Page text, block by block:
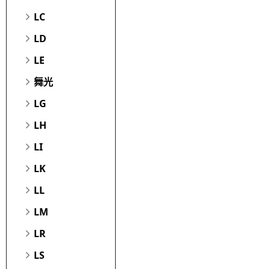
LC
LD
LE
舞光
LG
LH
LI
LK
LL
LM
LR
LS